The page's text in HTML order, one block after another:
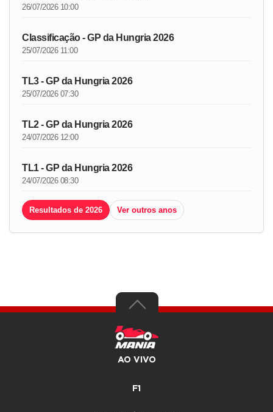
26/07/2026 10:00
Classificação - GP da Hungria 2026
25/07/2026 11:00
TL3 - GP da Hungria 2026
25/07/2026 07:30
TL2 - GP da Hungria 2026
24/07/2026 12:00
TL1 - GP da Hungria 2026
24/07/2026 08:30
Resultados de 2026 Ver outros anos
AO VIVO
F1